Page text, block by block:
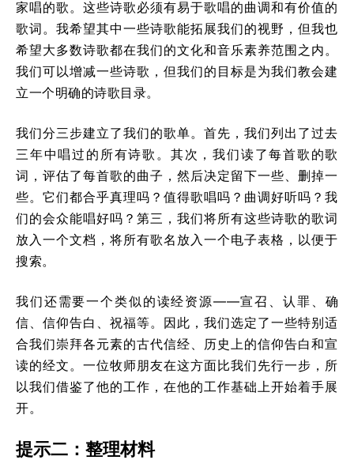
家唱的歌。这些诗歌必须有易于歌唱的曲调和有价值的
歌词。我希望其中一些诗歌能拓展我们的视野，但我也
希望大多数诗歌都在我们的文化和音乐素养范围之内。
我们可以增减一些诗歌，但我们的目标是为我们教会建
立一个明确的诗歌目录。
我们分三步建立了我们的歌单。首先，我们列出了过去
三年中唱过的所有诗歌。其次，我们读了每首歌的歌
词，评估了每首歌的曲子，然后决定留下一些、删掉一
些。它们都合乎真理吗？值得歌唱吗？曲调好听吗？我
们的会众能唱好吗？第三，我们将所有这些诗歌的歌词
放入一个文档，将所有歌名放入一个电子表格，以便于
搜索。
我们还需要一个类似的读经资源——宣召、认罪、确
信、信仰告白、祝福等。因此，我们选定了一些特别适
合我们崇拜各元素的古代信经、历史上的信仰告白和宣
读的经文。一位牧师朋友在这方面比我们先行一步，所
以我们借鉴了他的工作，在他的工作基础上开始着手展
开。
提示二：整理材料